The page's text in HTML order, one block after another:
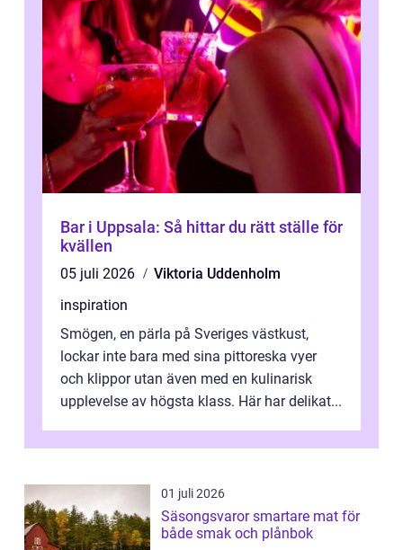
Bar i Uppsala: Så hittar du rätt ställe för
kvällen
05 juli 2026
Viktoria Uddenholm
inspiration
Smögen, en pärla på Sveriges västkust,
lockar inte bara med sina pittoreska vyer
och klippor utan även med en kulinarisk
upplevelse av högsta klass. Här har delikat...
01 juli 2026
Säsongsvaror smartare mat för
både smak och plånbok